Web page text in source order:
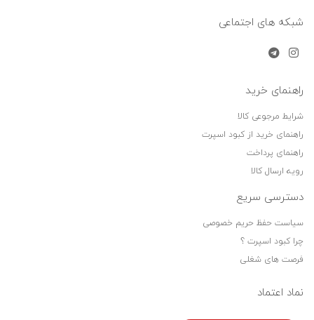
شبکه های اجتماعی
راهنمای خرید
شرایط مرجوعی کالا
راهنمای خرید از کبود اسپرت
راهنمای پرداخت
رویه ارسال کالا
دسترسی سریع
سیاست حفظ حریم خصوصی
چرا کبود اسپرت ؟
فرصت های شغلی
نماد اعتماد